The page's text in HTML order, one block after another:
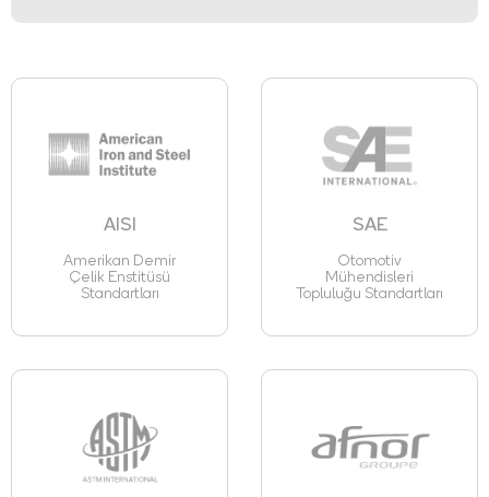
AISI
Amerikan Demir
Çelik Enstitüsü
Standartları
SAE
Otomotiv
Mühendisleri
Topluluğu Standartları